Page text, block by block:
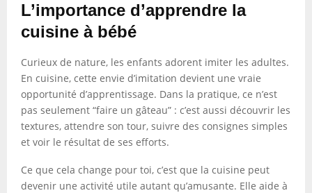
L’importance d’apprendre la
cuisine à bébé
Curieux de nature, les enfants adorent imiter les adultes.
En cuisine, cette envie d’imitation devient une vraie
opportunité d’apprentissage. Dans la pratique, ce n’est
pas seulement “faire un gâteau” : c’est aussi découvrir les
textures, attendre son tour, suivre des consignes simples
et voir le résultat de ses efforts.
Ce que cela change pour toi, c’est que la cuisine peut
devenir une activité utile autant qu’amusante. Elle aide à